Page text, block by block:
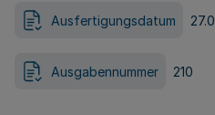
Ausfertigungsdatum
Ausgabennummer 210